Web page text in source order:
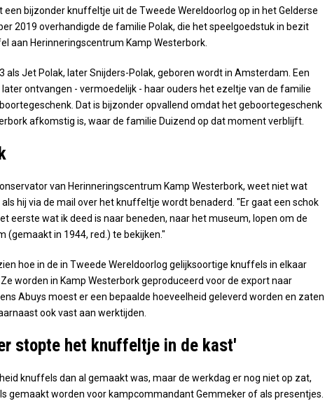
een bijzonder knuffeltje uit de Tweede Wereldoorlog op in het Gelderse
2019 overhandigde de familie Polak, die het speelgoedstuk in bezit
aan Herinneringscentrum Kamp Westerbork.
als Jet Polak, later Snijders-Polak, geboren wordt in Amsterdam. Een
ontvangen - vermoedelijk - haar ouders het ezeltje van de familie
Dat is bijzonder opvallend omdat het geboortegeschenk
afkomstig is, waar de familie Duizend op dat moment verblijft.
van Herinneringscentrum Kamp Westerbork, weet niet wat
hij via de mail over het knuffeltje wordt benaderd. "Er gaat een schok
eerste wat ik deed is naar beneden, naar het museum, lopen om de
(gemaakt in 1944, red.) te bekijken."
hoe in de in Tweede Wereldoorlog gelijksoortige knuffels in elkaar
worden in Kamp Westerbork geproduceerd voor de export naar
Abuys moest er een bepaalde hoeveelheid geleverd worden en zaten
ook vast aan werktijden.
stopte het knuffeltje in de kast'
knuffels dan al gemaakt was, maar de werkdag er nog niet op zat,
gemaakt worden voor kampcommandant Gemmeker of als presentjes.